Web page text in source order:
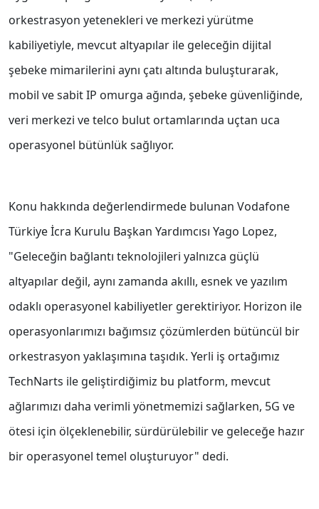
orkestrasyon yetenekleri ve merkezi yürütme
kabiliyetiyle, mevcut altyapılar ile geleceğin dijital
şebeke mimarilerini aynı çatı altında buluşturarak,
mobil ve sabit IP omurga ağında, şebeke güvenliğinde,
veri merkezi ve telco bulut ortamlarında uçtan uca
operasyonel bütünlük sağlıyor.
Konu hakkında değerlendirmede bulunan Vodafone
Türkiye İcra Kurulu Başkan Yardımcısı Yago Lopez,
"Geleceğin bağlantı teknolojileri yalnızca güçlü
altyapılar değil, aynı zamanda akıllı, esnek ve yazılım
odaklı operasyonel kabiliyetler gerektiriyor. Horizon ile
operasyonlarımızı bağımsız çözümlerden bütüncül bir
orkestrasyon yaklaşımına taşıdık. Yerli iş ortağımız
TechNarts ile geliştirdiğimiz bu platform, mevcut
ağlarımızı daha verimli yönetmemizi sağlarken, 5G ve
ötesi için ölçeklenebilir, sürdürülebilir ve geleceğe hazır
bir operasyonel temel oluşturuyor" dedi.